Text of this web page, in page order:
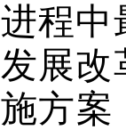
进程中
发展改
施方案